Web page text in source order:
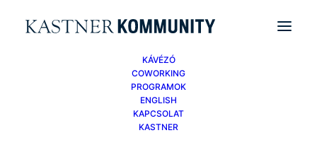
KÁVÉZÓ
COWORKING
PROGRAMOK
ENGLISH
KAPCSOLAT
KASTNER